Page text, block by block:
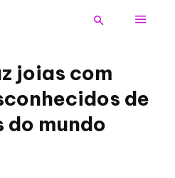
joias com
de
mundo